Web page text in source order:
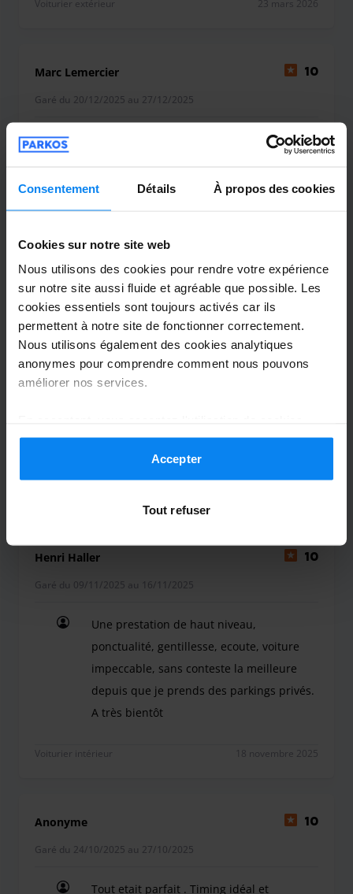
Consentement Détails À propos des cookies
Cookies sur notre site web
Nous utilisons des cookies pour rendre votre expérience
sur notre site aussi fluide et agréable que possible. Les
cookies essentiels sont toujours activés car ils
permettent à notre site de fonctionner correctement.
Nous utilisons également des cookies analytiques
anonymes pour comprendre comment nous pouvons
améliorer nos services.
conformément aux règles en vigueur dans votre pays,
mais vous pouvez modifier vos paramètres à tout
moment. Pour plus de détails, consultez notrePolitique
Accepter
Tout refuser
Voiturier extérieur 23 mars 2026
Marc Lemercier 10
Garé du 20/12/2025 au 27/12/2025
Voiturier intérieur
Maurice Sirou
Garé du 18/11/2025 au 27/11/2025
Très satisfait
Henri Haller 10
Garé du 09/11/2025 au 16/11/2025
Une prestation de haut niveau,
ponctualité, gentillesse, ecoute, voiture
impeccable, sans conteste la meilleure
depuis que je prends des parkings privés.
A très bientôt
Voiturier intérieur 18 novembre 2025
Anonyme 10
Garé du 24/10/2025 au 27/10/2025
Tout etait parfait . Timing idéal et